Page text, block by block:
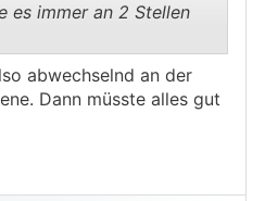
.
es immer an 2 Stellen
abwechselnd an der
Dann müsste alles gut